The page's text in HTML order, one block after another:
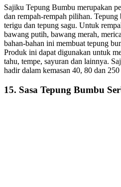
Sajiku Tepung Bumbu merupakan
dan rempah-rempah pilihan.
terigu dan tepung sagu. Untuk
bawang putih, bawang merah,
bahan-bahan ini membuat tepung
Produk ini dapat digunakan untuk
tahu, tempe, sayuran dan lainnya.
hadir dalam kemasan 40, 80 dan 250
15. Sasa Tepung Bumbu